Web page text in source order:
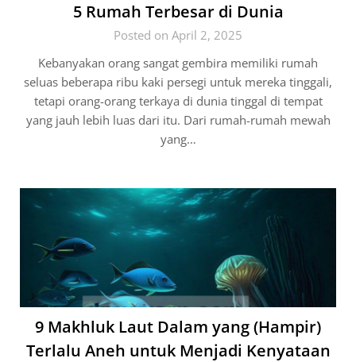
5 Rumah Terbesar di Dunia
Posted on April 2, 2025
Kebanyakan orang sangat gembira memiliki rumah
seluas beberapa ribu kaki persegi untuk mereka tinggali,
tetapi orang-orang terkaya di dunia tinggal di tempat
yang jauh lebih luas dari itu. Dari rumah-rumah mewah
yang…
9 Makhluk Laut Dalam yang (Hampir)
Terlalu Aneh untuk Menjadi Kenyataan